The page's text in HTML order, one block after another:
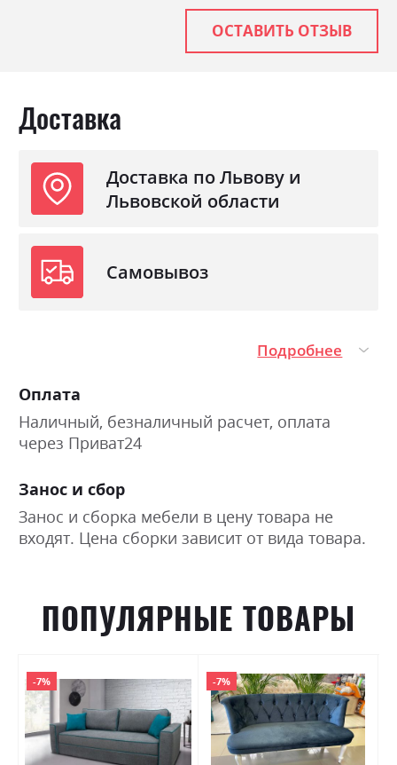
ОСТАВИТЬ ОТЗЫВ
Доставка
Доставка по Львову и
Львовской области
Самовывоз
Подробнее
Оплата
Наличный, безналичный расчет, оплата
через Приват24
Занос и сбор
Занос и сборка мебели в цену товара не
входят. Цена сборки зависит от вида товара.
ПОПУЛЯРНЫЕ ТОВАРЫ
-7% -7%